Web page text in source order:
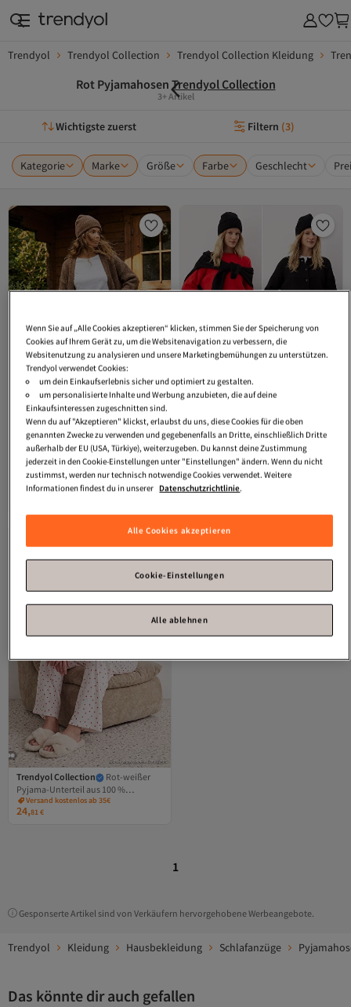
Trendyol Trendyol Collection Trendyol Collection Kleidung
Rot Pyjamahosen Trendyol Collection
3+ Artikel
Wichtigste zuerst Filtern (3)
Kategorie Marke Größe Farbe Geschlecht
Trendyol Collection
Roter
gestreifter und mit Herzen verzierter
gestrickter Pyjamahose aus
(
Versand kostenlos ab 35€
Trendyol Collection
Rot-
Mehrfarbiges 2-teiliges Pyjamahose
aus karierter Baumwolle und
gewebtem Flanell THMAW26PJ00007
Versand kostenlos ab 35€
Trendyol Collection
Rot-weißer
Pyjama-Unterteil aus 100 %
Baumwolle mit Herz-Musselin-
Webmuster THMAW27PJ00001
Versand kostenlos ab 35€
24,81€
1
Gesponserte Artikel sind von Verkäufern hervorgehobene Werbeangebote.
Trendyol Kleidung Hausbekleidung Schlafanzüge
Das könnte dir auch gefallen
Wenn Sie auf „Alle Cookies akzeptieren“ klicken, stimmen Sie der Speicherung von
Cookies auf Ihrem Gerät zu, um die Websitenavigation zu verbessern, die
Websitenutzung zu analysieren und unsere Marketingbemühungen zu unterstützen.
Trendyol verwendet Cookies:
um dein Einkaufserlebnis sicher und optimiert zu gestalten.
um personalisierte Inhalte und Werbung anzubieten, die auf deine
Einkaufsinteressen zugeschnitten sind.
Wenn du auf "Akzeptieren" klickst, erlaubst du uns, diese Cookies für die oben
genannten Zwecke zu verwenden und gegebenenfalls an Dritte, einschließlich Dritte
außerhalb der EU (USA, Türkiye), weiterzugeben. Du kannst deine Zustimmung
jederzeit in den Cookie-Einstellungen unter "Einstellungen" ändern. Wenn du nicht
zustimmst, werden nur technisch notwendige Cookies verwendet. Weitere
Informationen findest du in unserer Datenschutzrichtlinie.
Alle Cookies akzeptieren
Cookie-Einstellungen
Alle ablehnen